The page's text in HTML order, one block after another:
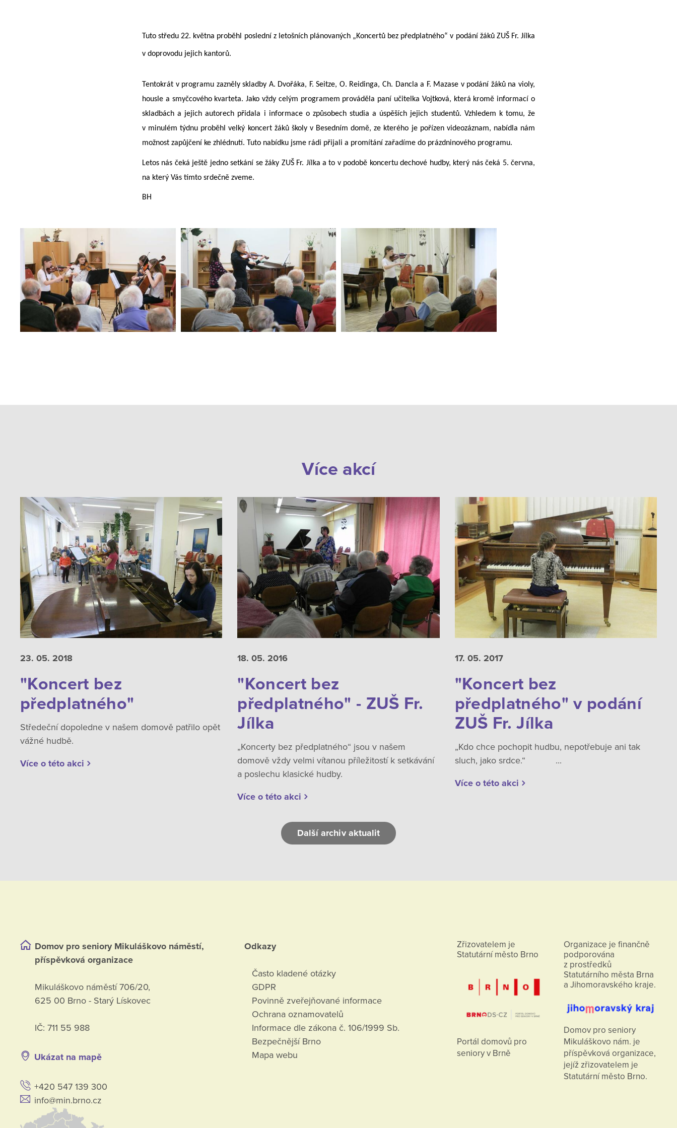
Tuto středu 22. května proběhl poslední z letošních plánovaných „Koncertů bez předplatného“ v podání žáků ZUŠ Fr. Jílka
v doprovodu jejich kantorů.
Tentokrát v programu zazněly skladby A. Dvořáka, F. Seitze, O. Reidinga, Ch. Dancla a F. Mazase v podání žáků na violy,
housle a smyčcového kvarteta. Jako vždy celým programem prováděla paní učitelka Vojtková, která kromě informací o
skladbách a jejich autorech přidala i informace o způsobech studia a úspěších jejich studentů. Vzhledem k tomu, že
v minulém týdnu proběhl velký koncert žáků školy v Besedním domě, ze kterého je pořízen videozáznam, nabídla nám
možnost zapůjčení ke zhlédnutí. Tuto nabídku jsme rádi přijali a promítání zařadíme do prázdninového programu.
Letos nás čeká ještě jedno setkání se žáky ZUŠ Fr. Jílka a to v podobě koncertu dechové hudby, který nás čeká 5. června,
na který Vás tímto srdečně zveme.
BH
Více akcí
23. 05. 2018
"Koncert bez
předplatného"
Středeční dopoledne v našem domově patřilo opět
vážné hudbě.
Více o této akci
18. 05. 2016
"Koncert bez
předplatného" - ZUŠ Fr.
Jílka
„Koncerty bez předplatného“ jsou v našem
domově vždy velmi vítanou příležitostí k setkávání
a poslechu klasické hudby.
Více o této akci
17. 05. 2017
"Koncert bez
předplatného" v podání
ZUŠ Fr. Jílka
„Kdo chce pochopit hudbu, nepotřebuje ani tak
sluch, jako srdce.“ ...
Více o této akci
Další archiv aktualit
Domov pro seniory Mikuláškovo náměstí,
příspěvková organizace
Mikuláškovo náměstí 706/20,
625 00 Brno - Starý Lískovec
IČ: 711 55 988
Ukázat na mapě
+420 547 139 300
info@min.brno.cz
Odkazy
Často kladené otázky
GDPR
Povinně zveřejňované informace
Ochrana oznamovatelů
Informace dle zákona č. 106/1999 Sb.
Bezpečnější Brno
Mapa webu
Zřizovatelem je
Statutární město Brno
Portál domovů pro
seniory v Brně
Organizace je finančně
podporována
z prostředků
Statutárního města Brna
a Jihomoravského kraje.
Domov pro seniory
Mikuláškovo nám. je
příspěvková organizace,
jejíž zřizovatelem je
Statutární město Brno.